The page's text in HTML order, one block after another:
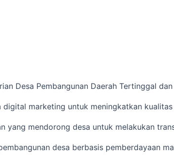
Desa Pembangunan Daerah Tertinggal
marketing untuk meningkatkan
mendorong desa untuk melakukan
desa berbasis pemberdayaan